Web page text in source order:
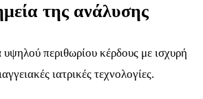
της ανάλυσης
περιθωρίου κέρδους με ισχυρή
ιατρικές τεχνολογίες.